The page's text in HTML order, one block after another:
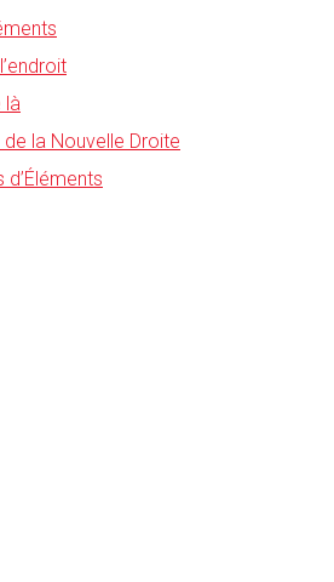
là
de la Nouvelle Droite